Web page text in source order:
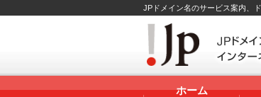
JPドメイン名のサービス案内、
ホーム